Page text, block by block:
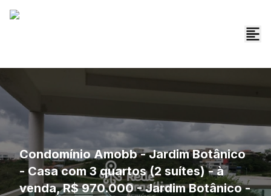
Condomínio Amobb - Jardim Botânico
- Casa com 3 quartos (2 suítes) - à
venda, R$ 970.000 - Jardim Botânico -